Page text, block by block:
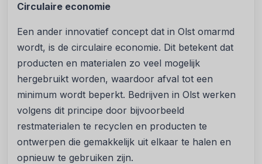
Circulaire economie
Een ander innovatief concept dat in Olst omarmd
wordt, is de circulaire economie. Dit betekent dat
producten en materialen zo veel mogelijk
hergebruikt worden, waardoor afval tot een
minimum wordt beperkt. Bedrijven in Olst werken
volgens dit principe door bijvoorbeeld
restmaterialen te recyclen en producten te
ontwerpen die gemakkelijk uit elkaar te halen en
opnieuw te gebruiken zijn.